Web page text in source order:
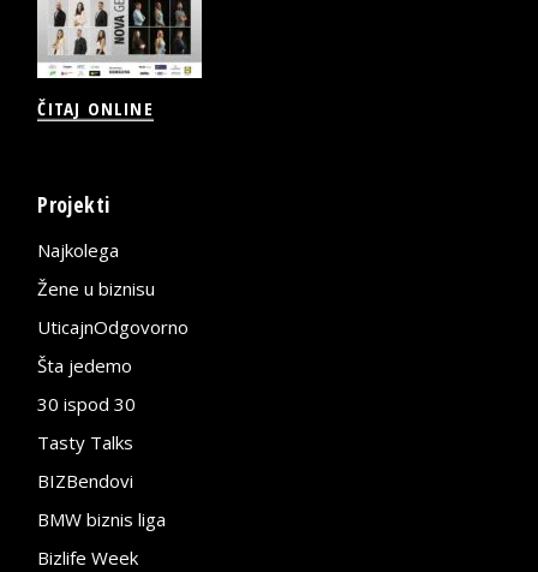
ČITAJ ONLINE
Projekti
Najkolega
Žene u biznisu
UticajnOdgovorno
Šta jedemo
30 ispod 30
Tasty Talks
BIZBendovi
BMW biznis liga
Bizlife Week